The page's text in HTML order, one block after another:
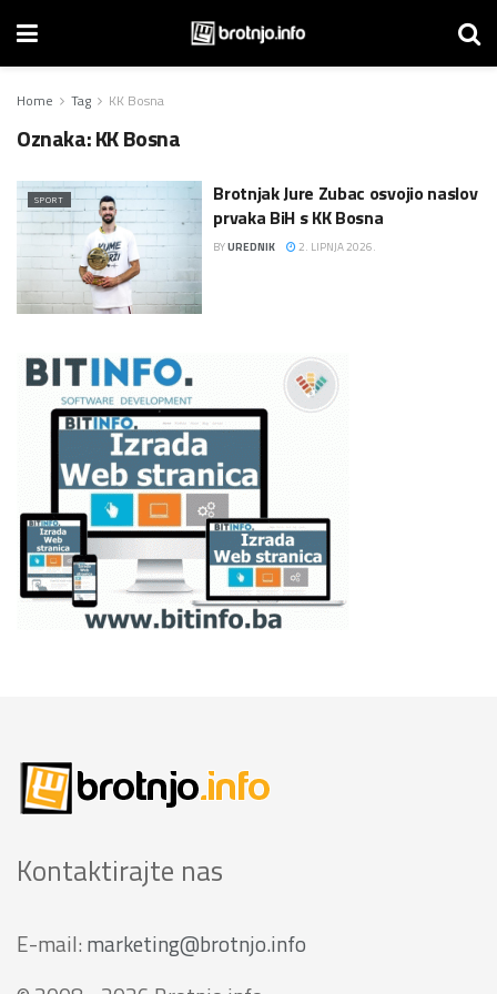
Home Tag KK Bosna
Oznaka:KK Bosna
SPORT
Brotnjak Jure Zubac osvojio naslov
prvaka BiH s KK Bosna
BYUREDNIK 2. LIPNJA 2026.
Kontaktirajte nas
E-mail: marketing@brotnjo.info